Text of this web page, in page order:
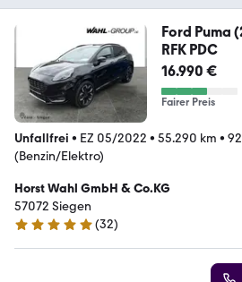
Ford Puma
RFK PDC
16.990 €
Fairer Preis
Unfallfrei • EZ 05/2022 • 55.290 km •
(Benzin/Elektro)
Horst Wahl GmbH & Co.KG
57072 Siegen
5 Sterne
(32)